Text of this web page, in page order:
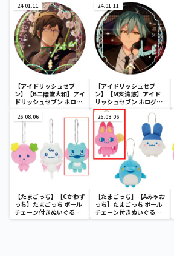
Anniversary ver.～
Anniversary ver.～
24.01.11
【アイドリッシュセブ
ン】【B二階堂大和】アイ
ドリッシュセブン ホログ
Anniversary ver.～
24.01.11
【アイドリッシュセブ
ン】【M亥清悠】アイド
リッシュセブン ホログラ
ム缶バッジ～2022
Anniversary ver.～
26.08.06
【たまごっち】【Cかわず
っち】たまごっち ボール
チェーン付きぬいぐるみ
～Tamagotchi
26.08.06
【たまごっち】【Aみゃお
っち】たまごっち ボール
チェーン付きぬいぐるみ
～Tamagotchi